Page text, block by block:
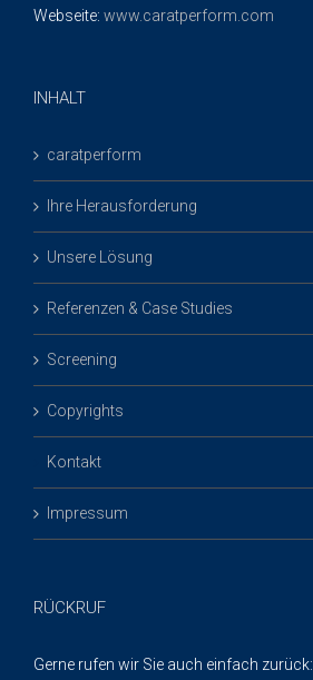
Webseite: www.caratperform.com
INHALT
caratperform
Ihre Herausforderung
Unsere Lösung
Referenzen & Case Studies
Screening
Copyrights
Kontakt
Impressum
RÜCKRUF
Gerne rufen wir Sie auch einfach zurück: